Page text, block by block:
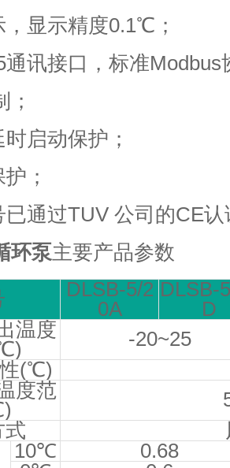
，显示精度0.1℃；
通讯接口，标准Modbus
启动保护；
；
已通过TUV 公司的CE认
环泵主要产品参数
DLSB-5/2
0A
DLSB-
D
温度
)
-20~25
(℃)
度范
)
式
10℃
0.68